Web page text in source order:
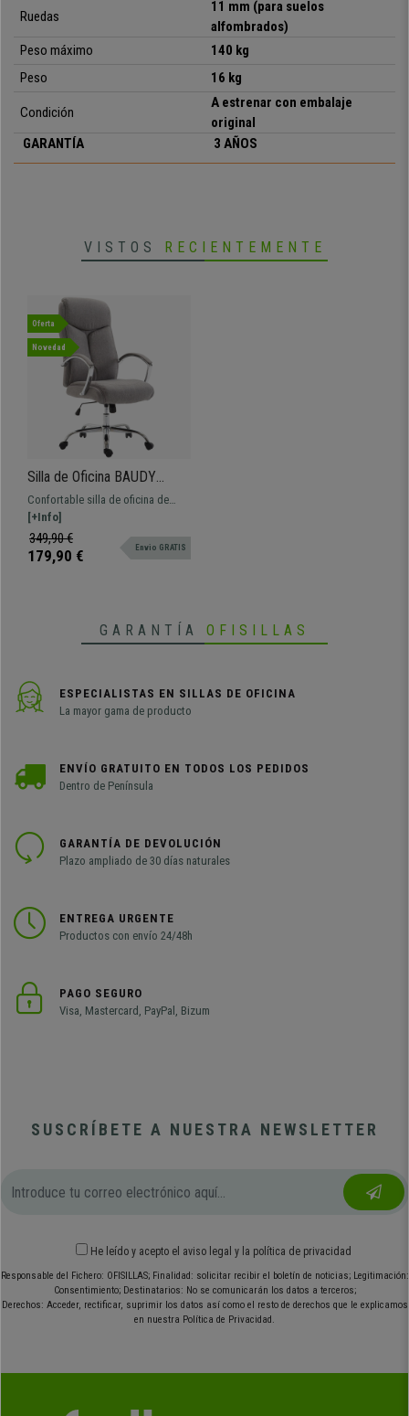
Ruedas
11 mm (para suelos
alfombrados)
Peso máximo
140 kg
Peso
16 kg
Condición
A estrenar con embalaje
original
GARANTÍA
3 AÑOS
VISTOS RECIENTEMENTE
Oferta
Novedad
Silla de Oficina BAUDY
TELA, Grueso Acolchado,
Base Metálica, Tapizada en
color Gris Claro
Confortable silla de oficina de
grueso acolchado tapizado en
tela. Cuenta con mecanismo de
balanceo y base metálica.
[+Info]
349,90 €
179,90 € Envio GRATIS
GARANTÍA OFISILLAS
ESPECIALISTAS EN SILLAS DE OFICINA
La mayor gama de producto
ENVÍO GRATUITO EN TODOS LOS PEDIDOS
Dentro de Península
GARANTÍA DE DEVOLUCIÓN
Plazo ampliado de 30 días naturales
ENTREGA URGENTE
Productos con envío 24/48h
PAGO SEGURO
Visa, Mastercard, PayPal, Bizum
SUSCRÍBETE A NUESTRA NEWSLETTER
He leído y acepto el aviso legal y la política de privacidad
Responsable del Fichero: OFISILLAS; Finalidad: solicitar recibir el boletín de noticias; Legitimación:
Consentimiento; Destinatarios: No se comunicarán los datos a terceros;
Derechos: Acceder, rectificar, suprimir los datos así como el resto de derechos que le explicamos
en nuestra Política de Privacidad.